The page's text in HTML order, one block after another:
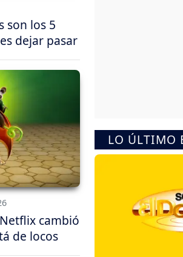
son los 5
dejar pasar
cambió
de locos
LO ÚLTIMO